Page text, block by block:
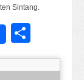
Sintang.